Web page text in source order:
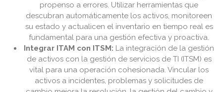
propenso a errores. Utilizar herramientas que
descubran automáticamente los activos, monitoreen
su estado y actualicen el inventario en tiempo real es
fundamental para una gestión efectiva y proactiva.
Integrar ITAM con ITSM: La integración de la gestión
de activos con la gestión de servicios de TI (ITSM) es
vital para una operación cohesionada. Vincular los
activos a incidentes, problemas y solicitudes de